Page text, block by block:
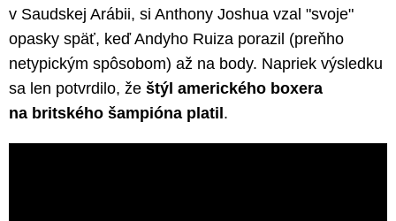
v Saudskej Arábii, si Anthony Joshua vzal "svoje"
opasky späť, keď Andyho Ruiza porazil (preňho
netypickým spôsobom) až na body. Napriek výsledku
sa len potvrdilo, že štýl amerického boxera
na britského šampióna platil .